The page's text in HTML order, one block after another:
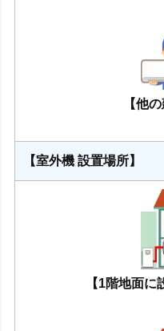
【他
【室外機 設置場所】
【1階地面に